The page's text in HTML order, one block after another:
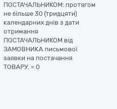
ПОСТАЧАЛЬНИКОМ: протягом
не більше 30 (тридцяти)
календарних днів з дати
отримання
ПОСТАЧАЛЬНИКОМ від
ЗАМОВНИКА письмової
заявки на постачання
ТОВАРУ.= 0